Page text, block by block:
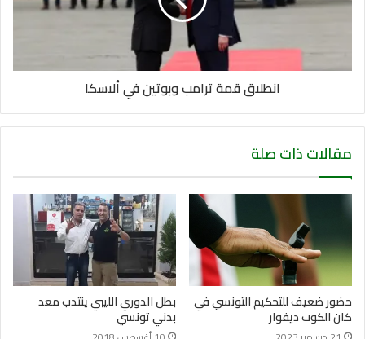
انطلاق قمة ترامب وبوتين في ألاسكا
مقالات ذات صلة
حضور ضعيف للتحكيم التونسي في
كان الكوت ديفوار
بطل الدوري الليبي ينتدب معد
بدني تونسي